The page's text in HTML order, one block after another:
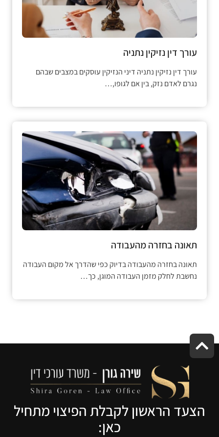
עורך דין נזיקין נתניה
עורך דין נזיקין נתניה דיני הנזיקין עוסקים במצבים שבהם
נגרם לאדם נזק, בין אם לגופו,…
תאונה בחזרה מהעבודה
תאונה בחזרה מהעבודה בדיוק כפי שהדרך אל מקום העבודה
נחשבת לחלק מזמן העבודה המוגן, כך…
הצעד הראשון לקבלת הפיצוי מתחיל
כאן: